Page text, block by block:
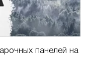
панелей на